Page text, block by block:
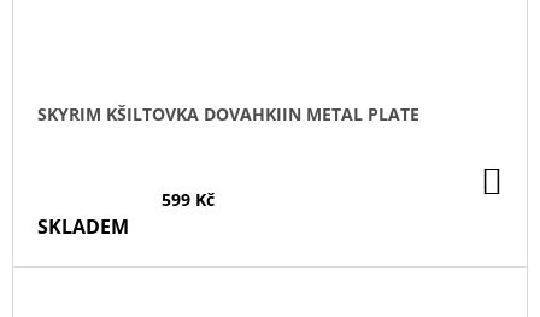
SKYRIM KŠILTOVKA DOVAHKIIN METAL PLATE
599 Kč
SKLADEM